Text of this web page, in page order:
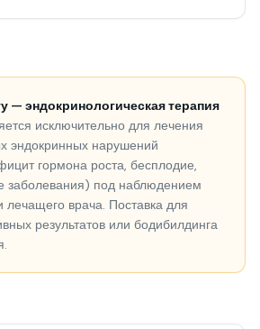
— эндокринологическая терапия
исключительно для лечения
эндокринных нарушений
гормона роста, бесплодие,
заболевания) под наблюдением
лечащего врача. Поставка для
результатов или бодибилдинга